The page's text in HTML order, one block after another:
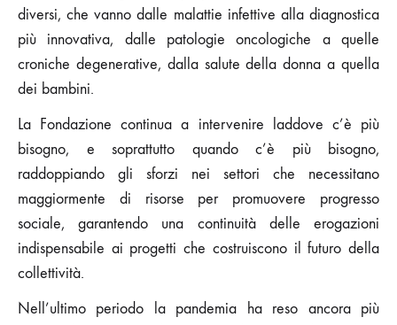
diversi, che vanno dalle malattie infettive alla diagnostica
più innovativa, dalle patologie oncologiche a quelle
croniche degenerative, dalla salute della donna a quella
dei bambini.
La Fondazione continua a intervenire laddove c’è più
bisogno, e soprattutto quando c’è più bisogno,
raddoppiando gli sforzi nei settori che necessitano
maggiormente di risorse per promuovere progresso
sociale, garantendo una continuità delle erogazioni
indispensabile ai progetti che costruiscono il futuro della
collettività.
Nell’ultimo periodo la pandemia ha reso ancora più